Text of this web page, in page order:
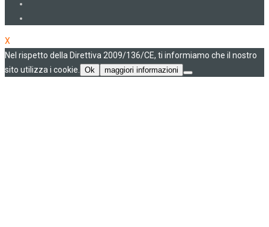
X
Nel rispetto della Direttiva 2009/136/CE, ti informiamo che il nostro
sito utilizza i cookie.
Ok maggiori informazioni